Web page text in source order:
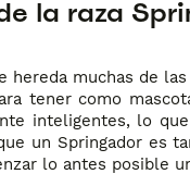
la raza
hereda muchas de
tener como
inteligentes, lo
un Springador es
lo antes posible